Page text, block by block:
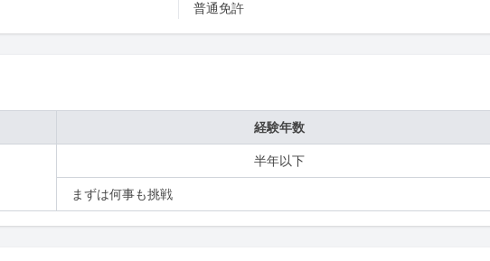
普通免許
経験年数
半年以下
まずは何事も挑戦